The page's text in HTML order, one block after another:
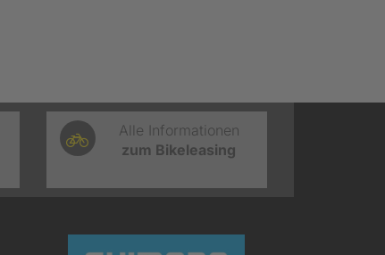
Alle Informationen
zum Bikeleasing